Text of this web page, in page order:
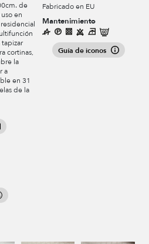
de
en
cortinas,
la
a
en 31
de la
Fabricado en EU
Mantenimiento
Guía de iconos